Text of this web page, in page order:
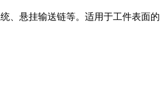
、悬挂输送链等。适用于工件表面的